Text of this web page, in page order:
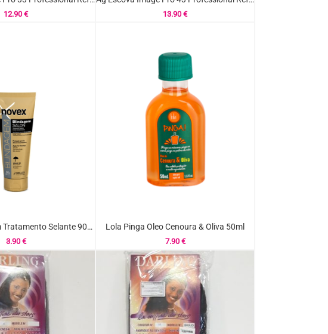
12.90 € 13.90 €
Novex Blindagem Tratamento Selante 90ml
3.90 €
Lola Pinga Oleo Cenoura & Oliva 50ml
7.90 €